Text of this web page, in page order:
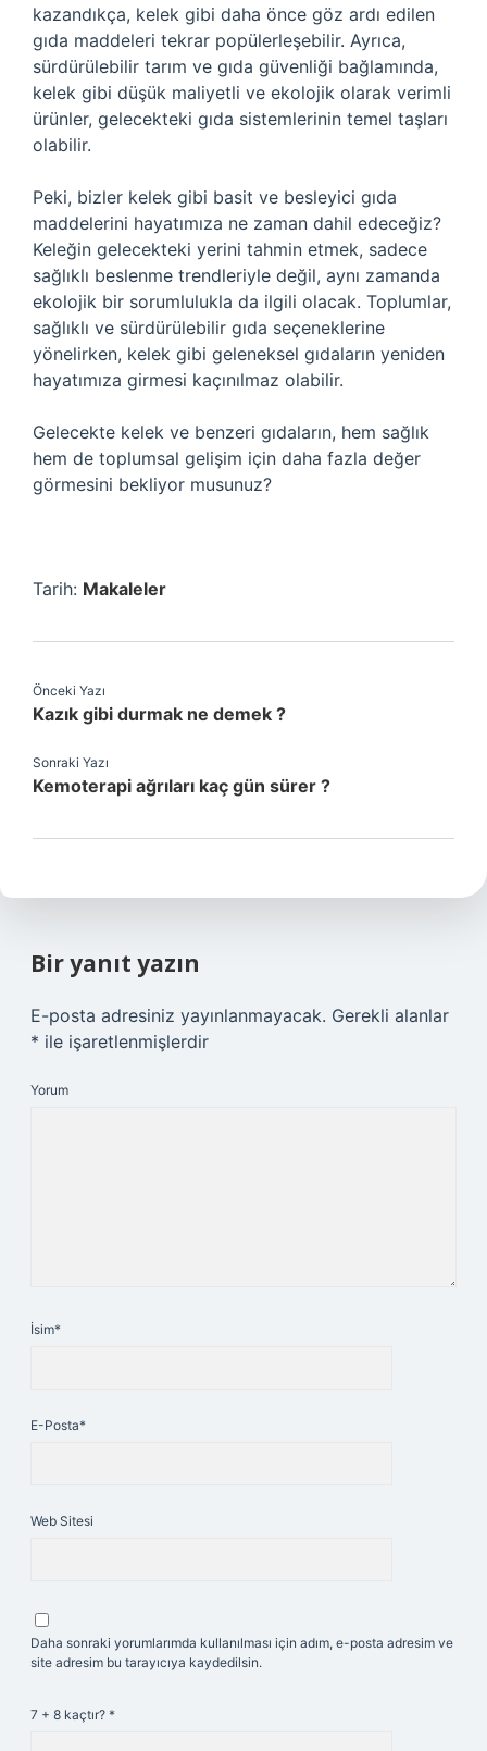
kazandıkça, kelek gibi daha önce göz ardı edilen
gıda maddeleri tekrar popülerleşebilir. Ayrıca,
sürdürülebilir tarım ve gıda güvenliği bağlamında,
kelek gibi düşük maliyetli ve ekolojik olarak verimli
ürünler, gelecekteki gıda sistemlerinin temel taşları
olabilir.
Peki, bizler kelek gibi basit ve besleyici gıda
maddelerini hayatımıza ne zaman dahil edeceğiz?
Keleğin gelecekteki yerini tahmin etmek, sadece
sağlıklı beslenme trendleriyle değil, aynı zamanda
ekolojik bir sorumlulukla da ilgili olacak. Toplumlar,
sağlıklı ve sürdürülebilir gıda seçeneklerine
yönelirken, kelek gibi geleneksel gıdaların yeniden
hayatımıza girmesi kaçınılmaz olabilir.
Gelecekte kelek ve benzeri gıdaların, hem sağlık
hem de toplumsal gelişim için daha fazla değer
görmesini bekliyor musunuz?
Tarih: Makaleler
Önceki Yazı
Kazık gibi durmak ne demek ?
Sonraki Yazı
Kemoterapi ağrıları kaç gün sürer ?
Bir yanıt yazın
E-posta adresiniz yayınlanmayacak. Gerekli alanlar
* ile işaretlenmişlerdir
Yorum
İsim*
E-Posta*
Web Sitesi
Daha sonraki yorumlarımda kullanılması için adım, e-posta adresim ve
site adresim bu tarayıcıya kaydedilsin.
7 + 8 kaçtır? *